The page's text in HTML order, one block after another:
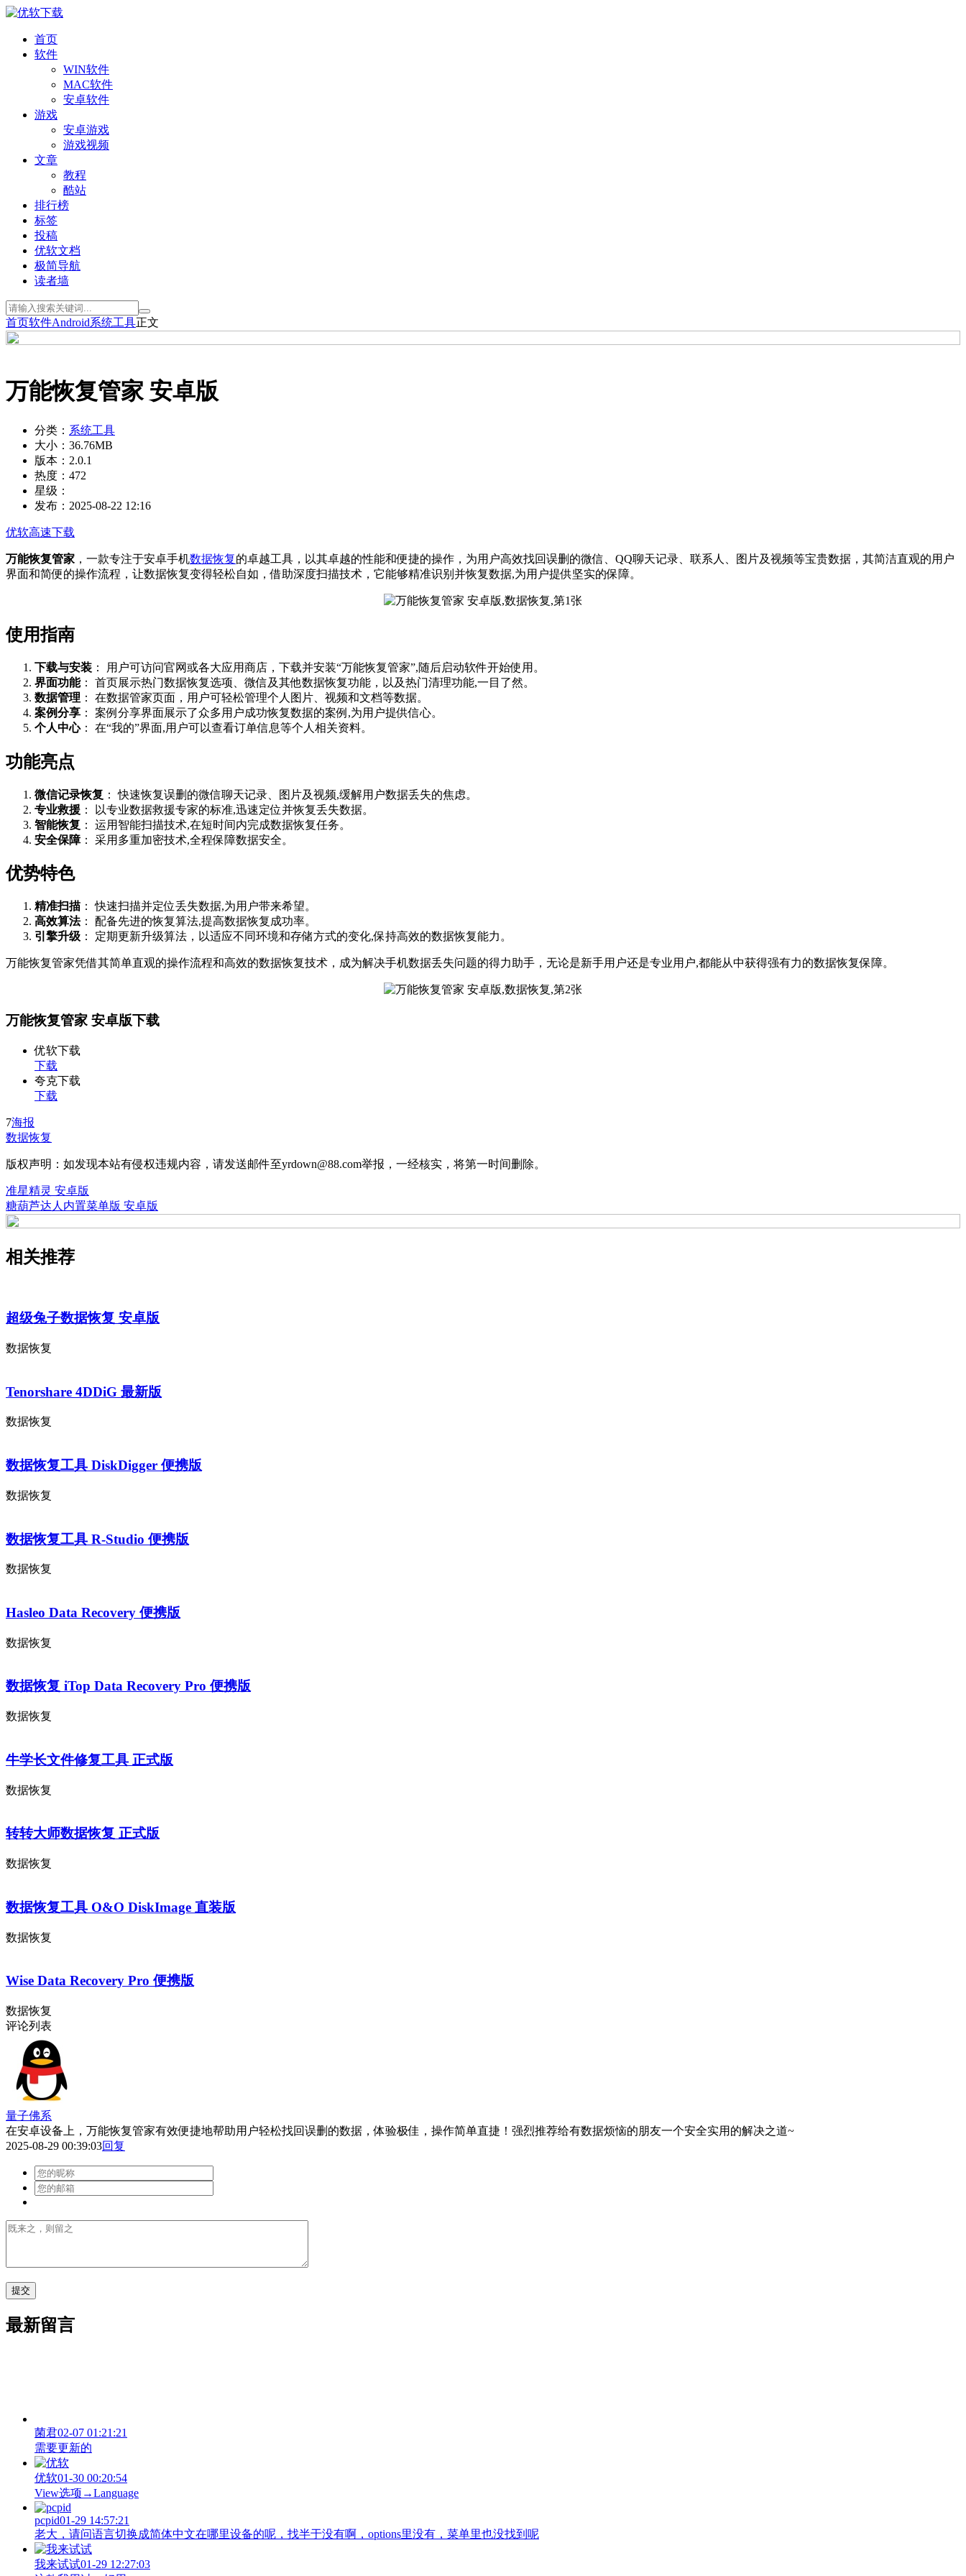
首页
软件
WIN软件
MAC软件
安卓软件
游戏
安卓游戏
游戏视频
文章
教程
酷站
排行榜
标签
投稿
优软文档
极简导航
读者墙
首页软件Android系统工具正文
万能恢复管家 安卓版
分类： 系统工具
大小： 36.76MB
版本： 2.0.1
热度： 472
星级：
发布： 2025-08-22 12:16
优软高速下载
万能恢复管家 ，一款专注于安卓手机数据恢复的卓越工具，以其卓越的性能和便捷的操作，为用户高效找回误删的微信、QQ聊天记录、联系人、图片及视频等宝贵数据，其简洁直观的用户
界面和简便的操作流程，让数据恢复变得轻松自如，借助深度扫描技术，它能够精准识别并恢复数据,为用户提供坚实的保障。
使用指南
下载与安装 ： 用户可访问官网或各大应用商店，下载并安装“万能恢复管家”,随后启动软件开始使用。
界面功能： 首页展示热门数据恢复选项、微信及其他数据恢复功能，以及热门清理功能,一目了然。
数据管理 ： 在数据管家页面，用户可轻松管理个人图片、视频和文档等数据。
案例分享 ： 案例分享界面展示了众多用户成功恢复数据的案例,为用户提供信心。
个人中心： 在“我的”界面,用户可以查看订单信息等个人相关资料。
功能亮点
微信记录恢复 ： 快速恢复误删的微信聊天记录、图片及视频,缓解用户数据丢失的焦虑。
专业救援 ： 以专业数据救援专家的标准,迅速定位并恢复丢失数据。
智能恢复 ： 运用智能扫描技术,在短时间内完成数据恢复任务。
安全保障： 采用多重加密技术,全程保障数据安全。
优势特色
精准扫描 ： 快速扫描并定位丢失数据,为用户带来希望。
高效算法： 配备先进的恢复算法,提高数据恢复成功率。
引擎升级 ： 定期更新升级算法，以适应不同环境和存储方式的变化,保持高效的数据恢复能力。
万能恢复管家凭借其简单直观的操作流程和高效的数据恢复技术，成为解决手机数据丢失问题的得力助手，无论是新手用户还是专业用户,都能从中获得强有力的数据恢复保障。
万能恢复管家 安卓版下载
优软下载
下载
夸克下载
下载
7海报
数据恢复
版权声明：如发现本站有侵权违规内容，请发送邮件至yrdown@88.com举报，一经核实，将第一时间删除。
准星精灵 安卓版
糖葫芦达人内置菜单版 安卓版
相关推荐
超级兔子数据恢复 安卓版
数据恢复
Tenorshare 4DDiG 最新版
数据恢复
数据恢复工具 DiskDigger 便携版
数据恢复
数据恢复工具 R-Studio 便携版
数据恢复
Hasleo Data Recovery 便携版
数据恢复
数据恢复 iTop Data Recovery Pro 便携版
数据恢复
牛学长文件修复工具 正式版
数据恢复
转转大师数据恢复 正式版
数据恢复
数据恢复工具 O&O DiskImage 直装版
数据恢复
Wise Data Recovery Pro 便携版
数据恢复
评论列表
量子佛系
在安卓设备上，万能恢复管家有效便捷地帮助用户轻松找回误删的数据，体验极佳，操作简单直捷！强烈推荐给有数据烦恼的朋友一个安全实用的解决之道~
2025-08-29 00:39:03回复
最新留言
菌君02-07 01:21:21
需要更新的
优软01-30 00:20:54
View‌选项→Language
pcpid01-29 14:57:21
老大，请问语言切换成简体中文在哪里设备的呢，找半于没有啊，options里没有，菜单里也没找到呢
我来试试01-29 12:27:03